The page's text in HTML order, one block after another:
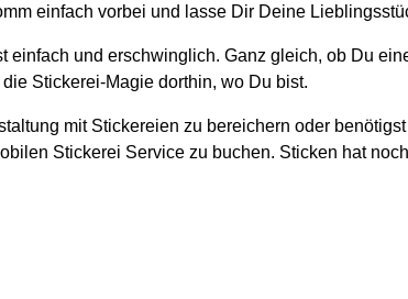
einfach vorbei und lasse Dir Deine
einfach und erschwinglich. Ganz gleich, ob Du
Stickerei-Magie dorthin, wo Du bist.
mit Stickereien zu bereichern oder
Stickerei Service zu buchen. Sticken hat